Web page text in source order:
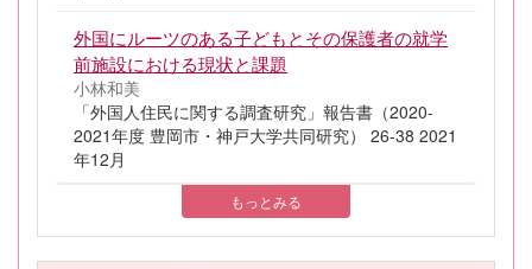
外国にルーツのある子どもとその保護者の就学
前施設における現状と課題
小林和美
「外国人住民に関する調査研究」報告書（2020-
2021年度 豊岡市・神戸大学共同研究） 26-38 2021
年12月
もっとみる